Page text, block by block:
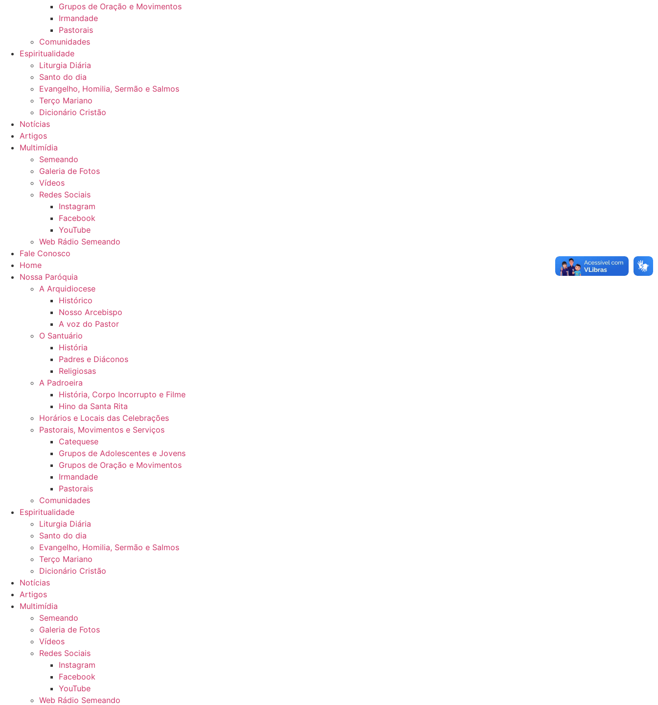
Grupos de Oração e Movimentos
Irmandade
Pastorais
Comunidades
Espiritualidade
Liturgia Diária
Santo do dia
Evangelho, Homilia, Sermão e Salmos
Terço Mariano
Dicionário Cristão
Notícias
Artigos
Multimídia
Semeando
Galeria de Fotos
Vídeos
Redes Sociais
Instagram
Facebook
YouTube
Web Rádio Semeando
Fale Conosco
Home
Nossa Paróquia
A Arquidiocese
Histórico
Nosso Arcebispo
A voz do Pastor
O Santuário
História
Padres e Diáconos
Religiosas
A Padroeira
História, Corpo Incorrupto e Filme
Hino da Santa Rita
Horários e Locais das Celebrações
Pastorais, Movimentos e Serviços
Catequese
Grupos de Adolescentes e Jovens
Grupos de Oração e Movimentos
Irmandade
Pastorais
Comunidades
Espiritualidade
Liturgia Diária
Santo do dia
Evangelho, Homilia, Sermão e Salmos
Terço Mariano
Dicionário Cristão
Notícias
Artigos
Multimídia
Semeando
Galeria de Fotos
Vídeos
Redes Sociais
Instagram
Facebook
YouTube
Web Rádio Semeando